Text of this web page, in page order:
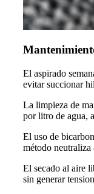
El aspirado
evitar succionar
La limpieza de
por litro de agua,
El uso de
método neutraliza
El secado al aire
sin generar